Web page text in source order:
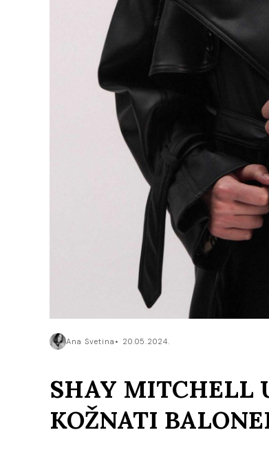
Ana Svetina 20.05.2024.
SHAY MITCHELL
KOŽNATI